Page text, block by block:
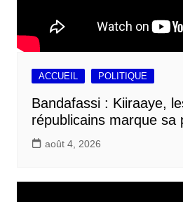
ACCUEIL POLITIQUE
Bandafassi : Kiiraaye,
républicains marque sa
août 4, 2026